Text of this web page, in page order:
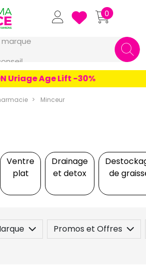
Pharmaforce Grande Pharmacie
0
marque
Uriage Age Lift -30%
Minceur
Ventre
plat
Drainage
et detox
de
Promos et Offres